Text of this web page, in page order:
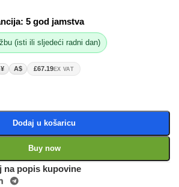
5 god jamstva
(isti ili sljedeći radni dan)
¥ A$ £67.19 EX VAT
Dodaj u košaricu
Buy now
na popis kupovine